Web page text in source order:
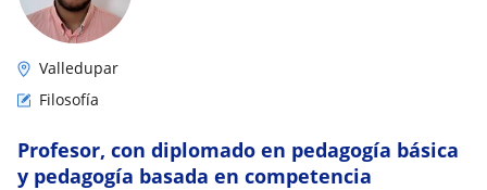
Valledupar
Filosofía
Profesor, con diplomado en pedagogía básica
y pedagogía basada en competencia